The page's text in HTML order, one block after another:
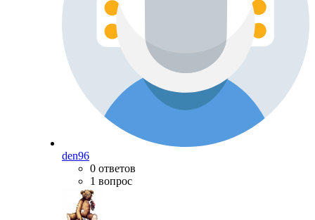
den96
0 ответов
1 вопрос